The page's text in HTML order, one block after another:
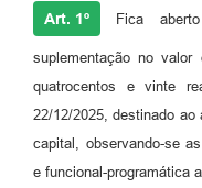
Art. 1º Fica
suplementação no
quatrocentos e vinte
22/12/2025, destinado
capital, observando-se
e funcional-programática